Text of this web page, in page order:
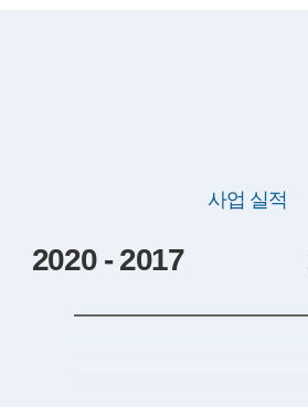
사업 실적
2020 - 2017